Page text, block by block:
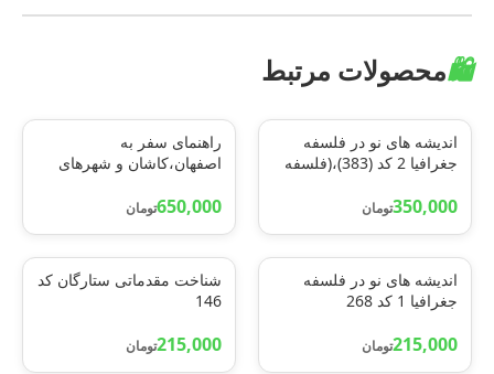
🛍️محصولات مرتبط
اندیشه های نو در فلسفه
جغرافیا 2 کد (383)،(فلسفه
جغرافیایی)
350,000تومان
راهنمای سفر به
اصفهان،کاشان و شهرهای
650,000تومان
اندیشه های نو در فلسفه
جغرافیا 1 کد 268
215,000تومان
شناخت مقدماتی ستارگان کد
146
215,000تومان